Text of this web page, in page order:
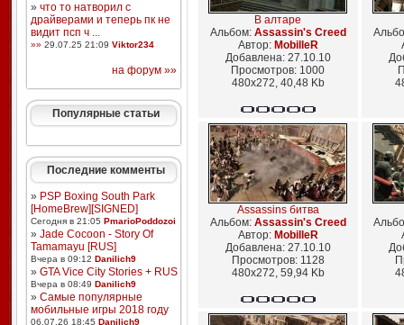
» что то натворил с
драйверами и теперь пк не
видит псп ч ...
»» 29.07.25 21:09 Viktor234
на форум »»
Популярные статьи
Последние комменты
» PSP Boxing South Park
[HomeBrew][SIGNED]
Сегодня в 21:05 PmarioPoddozoi
» Jade Cocoon - Story Of
Tamamayu [RUS]
Вчера в 09:12 Danilich9
» GTA Vice City Stories + RUS
Вчера в 08:49 Danilich9
» Самые популярные
мобильные игры 2018 году
06.07.26 18:45 Danilich9
В алтаре
Альбом: Assassin's Creed
Автор: MobilleR
Добавлена: 27.10.10
Просмотров: 1000
480x272, 40,48 Kb
Assassins битва
Альбом: Assassin's Creed
Автор: MobilleR
Добавлена: 27.10.10
Просмотров: 1128
480x272, 59,94 Kb